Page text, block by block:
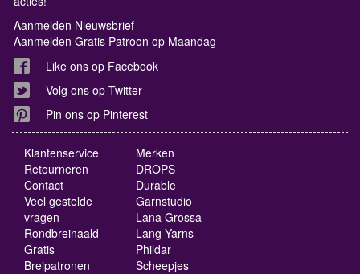
Aanmelden Nieuwsbrief
Aanmelden Gratis Patroon op Maandag
Like ons op Facebook
Volg ons op Twitter
Pin ons op Pinterest
Klantenservice
Retourneren
Contact
Veel gestelde
vragen
Rondbreinaald
Gratis
Breipatronen
Merken
DROPS
Durable
Garnstudio
Lana Grossa
Lang Yarns
Phildar
Scheepjes